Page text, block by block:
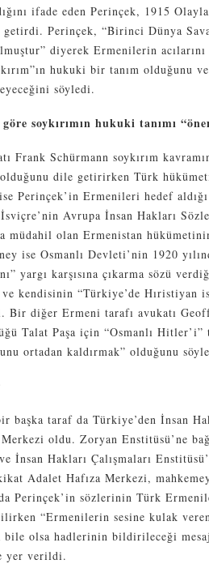
ifade eden Perinçek, 1915
Perinçek, “Birinci Dünya
diyerek Ermenilerin acılarını
hukuki bir tanım olduğunu
söyledi.
soykırımın hukuki tanımı
Frank Schürmann soykırım
dile getirirken Türk
Perinçek’in Ermenileri hedef aldığı
Avrupa İnsan Hakları
müdahil olan Ermenistan
ise Osmanlı Devleti’nin 1920
yargı karşısına çıkarma sözü
ve kendisinin “Türkiye’de Hıristiyan
diğer Ermeni tarafı avukatı
Talat Paşa için “Osmanlı Hitler’i”
ortadan kaldırmak” olduğunu
başka taraf da Türkiye’den İnsan
oldu. Zoryan Enstitüsü’ne
İnsan Hakları Çalışmaları
Adalet Hafıza Merkezi,
Perinçek’in sözlerinin Türk
“Ermenilerin sesine kulak
bile olsa hadlerinin bildirileceği
yer verildi.